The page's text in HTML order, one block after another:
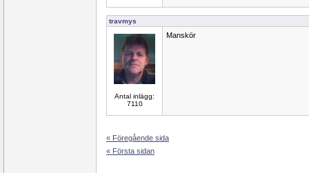
travmys
Antal inlägg:
7110
Manskör
« Föregående sida
« Första sidan